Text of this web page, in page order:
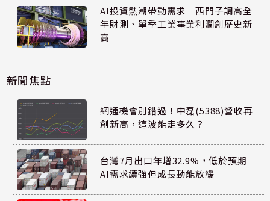
AI投資熱潮帶動需求 西門子調高全
年財測、單季工業事業利潤創歷史新
高
新聞焦點
網通機會別錯過！中磊(5388)營收再
創新高，這波能走多久？
台灣7月出口年增32.9%，低於預期
AI需求續強但成長動能放緩